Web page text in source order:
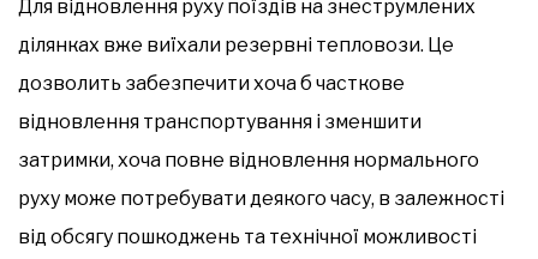
Для відновлення руху поїздів на знеструмлених
ділянках вже виїхали резервні тепловози. Це
дозволить забезпечити хоча б часткове
відновлення транспортування і зменшити
затримки, хоча повне відновлення нормального
руху може потребувати деякого часу, в залежності
від обсягу пошкоджень та технічної можливості